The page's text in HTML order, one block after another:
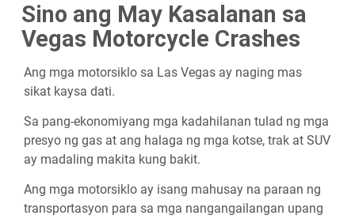
Sino ang May Kasalanan sa
Vegas Motorcycle Crashes
Ang mga motorsiklo sa Las Vegas ay naging mas
sikat kaysa dati.
Sa pang-ekonomiyang mga kadahilanan tulad ng mga
presyo ng gas at ang halaga ng mga kotse, trak at SUV
ay madaling makita kung bakit.
Ang mga motorsiklo ay isang mahusay na paraan ng
transportasyon para sa mga nangangailangan upang